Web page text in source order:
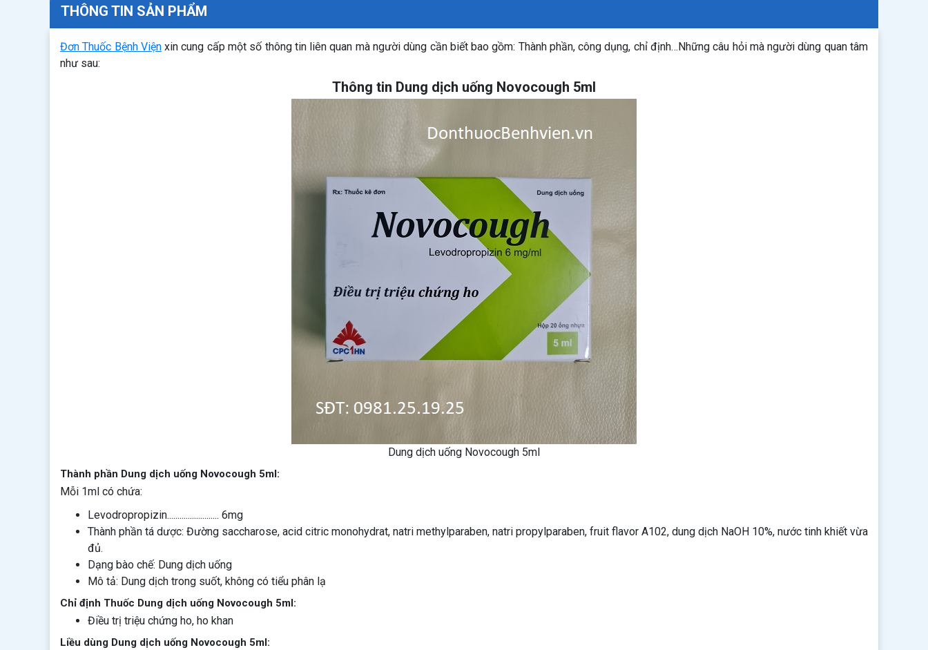
THÔNG TIN SẢN PHẨM
Đơn Thuốc Bệnh Việnxin cung cấp một số thông tin liên quan mà người dùng cần biết bao gồm: Thành phần, công dụng, chỉ định…Những câu hỏi mà người dùng quan tâm
như sau:
Thông tin Dung dịch uống Novocough 5ml
Dung dịch uống Novocough 5ml
Thành phần Dung dịch uống Novocough 5ml:
Mỗi 1ml có chứa:
Levodropropizin......................... 6mg
Thành phần tá dược: Đường saccharose, acid citric monohydrat, natri methylparaben, natri propylparaben, fruit flavor A102, dung dịch NaOH 10%, nước tinh khiết vừa
đủ.
Dạng bào chế: Dung dịch uống
Mô tả: Dung dịch trong suốt, không có tiểu phân lạ
Chỉ định Thuốc Dung dịch uống Novocough 5ml:
Điều trị triệu chứng ho, ho khan
Liều dùng Dung dịch uống Novocough 5ml: